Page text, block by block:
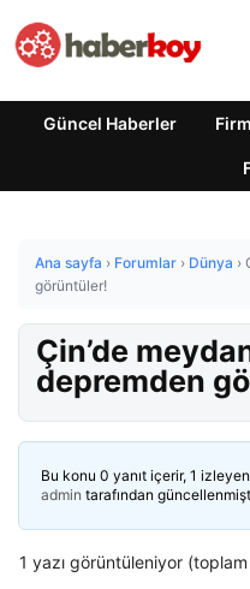
Güncel Haberler
Ana sayfa › Forumlar › Dünya ›
görüntüler!
Çin’de
depremden
Bu konu 0 yanıt içerir, 1
admin tarafından
1 yazı görüntüleniyor (toplam